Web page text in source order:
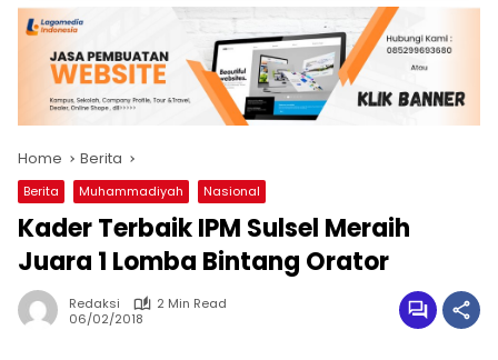
Home Berita
Berita Muhammadiyah Nasional
Kader Terbaik IPM Sulsel Meraih
Juara 1 Lomba Bintang Orator
Redaksi
2 Min Read
06/02/2018